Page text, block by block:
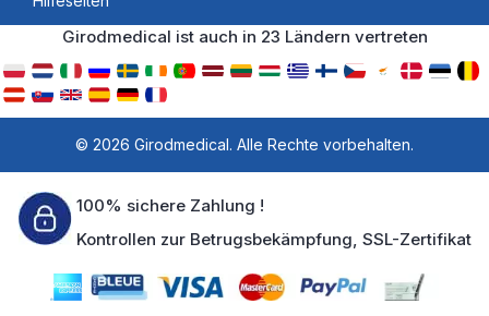
Girodmedical ist auch in 23 Ländern vertreten
© 2026 Girodmedical. Alle Rechte vorbehalten.
100% sichere Zahlung !
Kontrollen zur Betrugsbekämpfung, SSL-Zertifikat